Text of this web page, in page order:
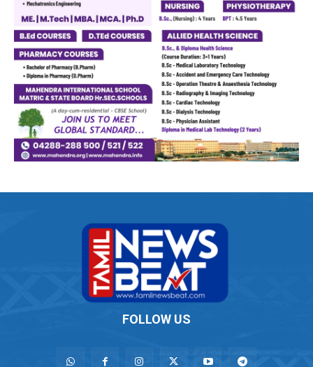
FOLLOW US